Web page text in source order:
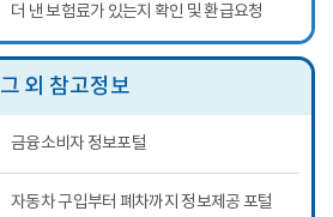
더 낸 보험료가 있는지 확인 및 환급요청
그 외 참고정보
금융소비자 정보포털
자동차 구입부터 폐차까지 정보제공 포털